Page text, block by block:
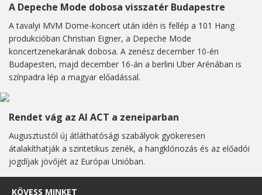
A Depeche Mode dobosa visszatér Budapestre
A tavalyi MVM Dome-koncert után idén is fellép a 101 Hang
produkcióban Christian Eigner, a Depeche Mode
koncertzenekarának dobosa. A zenész december 10-én
Budapesten, majd december 16-án a berlini Uber Arénában is
színpadra lép a magyar előadással.
Rendet vág az AI ACT a zeneiparban
Augusztustól új átláthatósági szabályok gyökeresen
átalakíthatják a szintetikus zenék, a hangklónozás és az előadói
jogdíjak jövőjét az Európai Unióban.
KÖVESS MINKET